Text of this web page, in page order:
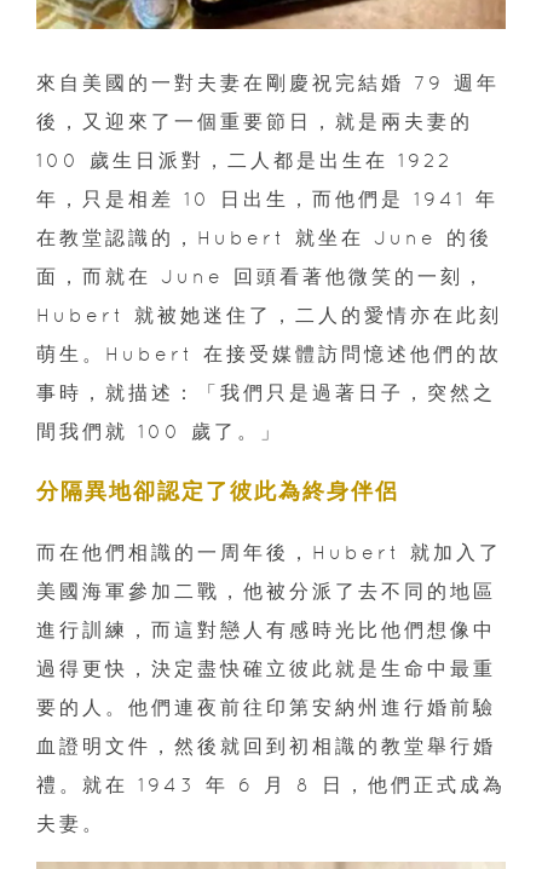
來自美國的一對夫妻在剛慶祝完結婚 79 週年
後，又迎來了一個重要節日，就是兩夫妻的
100 歲生日派對，二人都是出生在 1922
年，只是相差 10 日出生，而他們是 1941 年
在教堂認識的，Hubert 就坐在 June 的後
面，而就在 June 回頭看著他微笑的一刻，
Hubert 就被她迷住了，二人的愛情亦在此刻
萌生。Hubert 在接受媒體訪問憶述他們的故
事時，就描述：「我們只是過著日子，突然之
間我們就 100 歲了。」
分隔異地卻認定了彼此為終身伴侶
而在他們相識的一周年後，Hubert 就加入了
美國海軍參加二戰，他被分派了去不同的地區
進行訓練，而這對戀人有感時光比他們想像中
過得更快，決定盡快確立彼此就是生命中最重
要的人。他們連夜前往印第安納州進行婚前驗
血證明文件，然後就回到初相識的教堂舉行婚
禮。就在 1943 年 6 月 8 日，他們正式成為
夫妻。